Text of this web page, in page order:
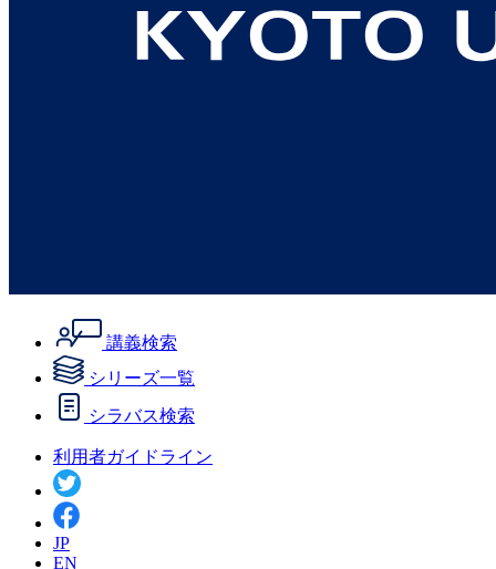
講義検索
シリーズ一覧
シラバス検索
利用者ガイドライン
JP
EN